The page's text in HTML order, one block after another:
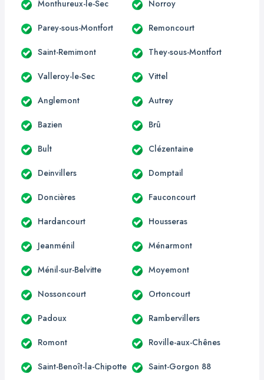
Monthureux-le-Sec Norroy
Parey-sous-Montfort Remoncourt
Saint-Remimont They-sous-Montfort
Valleroy-le-Sec Vittel
Anglemont Autrey
Bazien Brû
Bult Clézentaine
Deinvillers Domptail
Doncières Fauconcourt
Hardancourt Housseras
Jeanménil Ménarmont
Ménil-sur-Belvitte Moyemont
Nossoncourt Ortoncourt
Padoux Rambervillers
Romont Roville-aux-Chênes
Saint-Benoît-la-Chipotte Saint-Gorgon 88